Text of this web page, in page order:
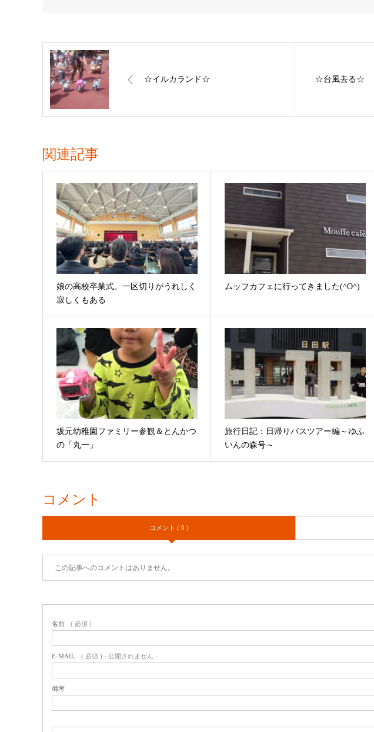
☆イルカランド☆ ☆台風去る☆
関連記事
娘の高校卒業式。一区切りがうれしく
寂しくもある
ムッフカフェに行ってきました(^O^)
坂元幼稚園ファミリー参観＆とんかつ
の「丸一」
旅行日記：日帰りバスツアー編～ゆふ
いんの森号～
コメント
コメント ( 0 )
この記事へのコメントはありません。
名前 ( 必須 )
E-MAIL ( 必須 ) - 公開されません -
備考